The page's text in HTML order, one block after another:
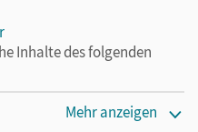
Inhalte des folgenden
Mehr anzeigen